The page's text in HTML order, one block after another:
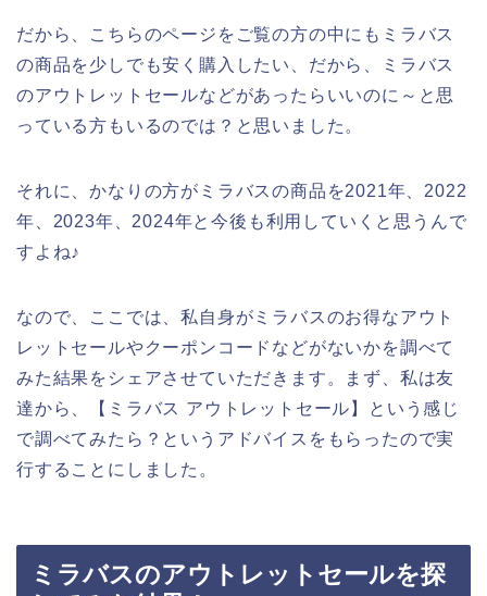
だから、こちらのページをご覧の方の中にもミラバス
の商品を少しでも安く購入したい、だから、ミラバス
のアウトレットセールなどがあったらいいのに～と思
っている方もいるのでは？と思いました。
それに、かなりの方がミラバスの商品を2021年、2022
年、2023年、2024年と今後も利用していくと思うんで
すよね♪
なので、ここでは、私自身がミラバスのお得なアウト
レットセールやクーポンコードなどがないかを調べて
みた結果をシェアさせていただきます。まず、私は友
達から、【ミラバス アウトレットセール】という感じ
で調べてみたら？というアドバイスをもらったので実
行することにしました。
ミラバスのアウトレットセールを探